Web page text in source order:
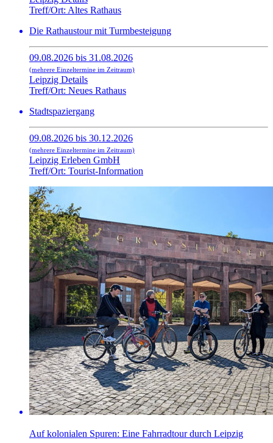
Treff/Ort: Altes Rathaus
Die Rathaustour mit Turmbesteigung
09.08.2026 bis 31.08.2026
(mehrere Einzeltermine im Zeitraum)
Leipzig Details
Treff/Ort: Neues Rathaus
Stadtspaziergang
09.08.2026 bis 30.12.2026
(mehrere Einzeltermine im Zeitraum)
Leipzig Erleben GmbH
Treff/Ort: Tourist-Information
Auf kolonialen Spuren: Eine Fahrradtour durch Leipzig